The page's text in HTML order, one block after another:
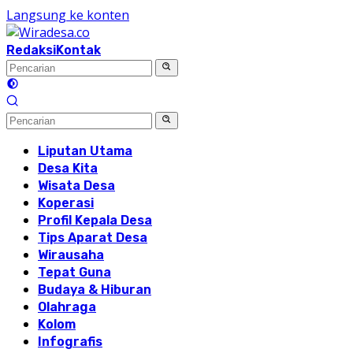
Langsung ke konten
RedaksiKontak
Liputan Utama
Desa Kita
Wisata Desa
Koperasi
Profil Kepala Desa
Tips Aparat Desa
Wirausaha
Tepat Guna
Budaya & Hiburan
Olahraga
Kolom
Infografis